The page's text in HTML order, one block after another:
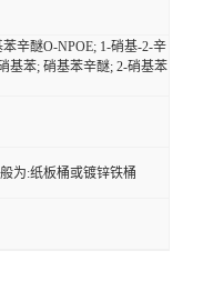
辛醚O-NPOE; 1-硝基-2-辛
基苯; 硝基苯辛醚; 2-硝基苯
为:纸板桶或镀锌铁桶